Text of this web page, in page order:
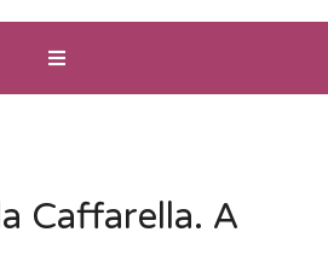
Caffarella. A